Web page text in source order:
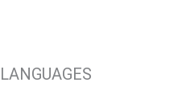
LANGUAGES